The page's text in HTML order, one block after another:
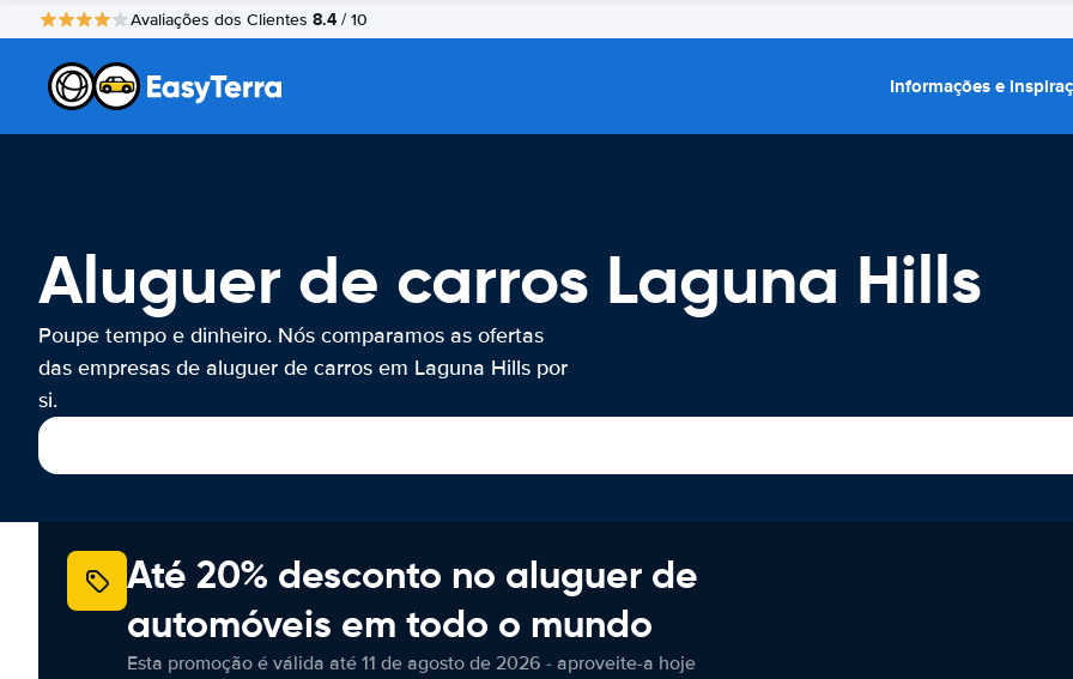
Avaliações dos Clientes 8.4 / 10
Informações e
Aluguer de carros Laguna Hills
Poupe tempo e dinheiro. Nós comparamos as ofertas
das empresas de aluguer de carros em Laguna Hills por
si.
Até 20% desconto no aluguer de
automóveis em todo o mundo
Esta promoção é válida até 11 de agosto de 2026 - aproveite-a hoje